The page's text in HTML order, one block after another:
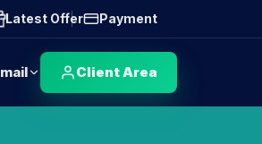
Latest Offer Payment
Client Area